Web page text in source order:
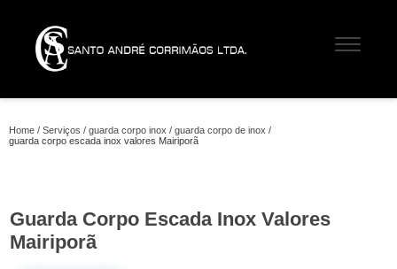
Home Serviços guarda corpo inox
guarda corpo de inox
guarda corpo escada inox valores Mairiporã
Guarda Corpo Escada Inox Valores
Mairiporã